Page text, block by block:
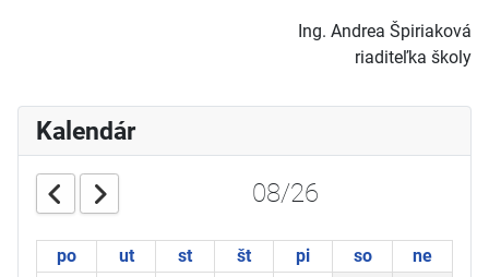
Ing. Andrea Špiriaková
riaditeľka školy
Kalendár
08/26
po ut st št pi so
ne